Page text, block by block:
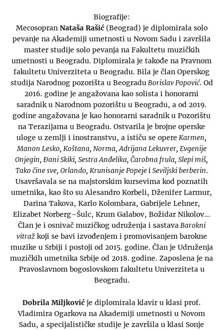
Biografije:
Mecosopran Nataša Rašić(Beograd) je diplomirala solo
pevanje na Akademiji umetnosti u Novom Sadu i završila
master studije solo pevanja na Fakultetu muzičkih
umetnosti u Beogradu. Diplomirala je takođe na Pravnom
fakultetu Univerziteta u Beogradu. Bila je član Operskog
studija Narodnog pozorišta u BeograduBorislav Popović. Od
2016. godine je angažovana kao solista i honorarni
saradnik u Narodnom pozorištu u Beogradu, a od 2019.
godine angažovana je kao honorarni saradnik u Pozorištu
na Terazijama u Beogradu. Ostvarila je brojne operske
uloge u zemlji i inostranstvu, a ističu se opere Karmen,
Manon Lesko, Koštana, Norma, Adrijana Lekuvrer, Evgenije
Onjegin, Đani Skiki, Sestra Anđelika, Čarobna frula, Slepi miš,
Tako čine sve, Orlando, Krunisanje PopejeiSeviljski berberin.
Usavršavala se na majstorskim kursevima kod poznatih
umetnika, kao što su Alesandro Korbeli, Dženifer Larmur,
Darina Takova, Karlo Kolombara, Gabrijele Lehner,
Elizabet Norberg–Šulc, Krum Galabov, Božidar Nikolov…
Član je i osnivač muzičkog udruženja i sastavaBarokni
vitražkoji se bavi izvođenjem i promovisanjem barokne
muzike u Srbiji i postoji od 2015. godine. Član je Udruženja
muzičkih umetnika Srbije od 2018. godine. Zaposlena je na
Pravoslavnom bogoslovskom fakultetu Univerziteta u
Beogradu.
Dobrila Miljković je diplomirala klavir u klasi prof.
Vladimira Ogarkova na Akademiji umetnosti u Novom
Sadu, a specijalističke studije je završila u klasi Sonje